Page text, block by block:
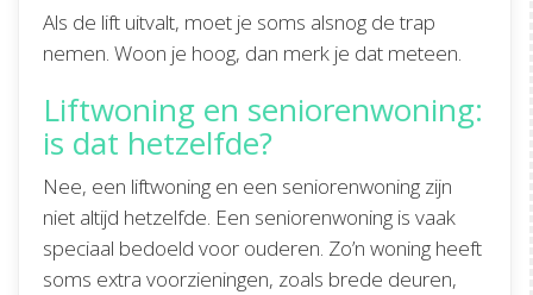
Als de lift uitvalt, moet je soms alsnog de trap
nemen. Woon je hoog, dan merk je dat meteen.
Liftwoning en seniorenwoning:
is dat hetzelfde?
Nee, een liftwoning en een seniorenwoning zijn
niet altijd hetzelfde. Een seniorenwoning is vaak
speciaal bedoeld voor ouderen. Zo’n woning heeft
soms extra voorzieningen, zoals brede deuren,